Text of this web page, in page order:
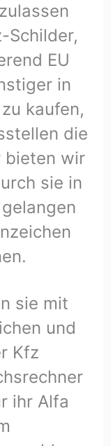
Schilder,
EU
in
kaufen,
die
bieten wir
sie in
sie mit
und
Kfz
ihr Alfa